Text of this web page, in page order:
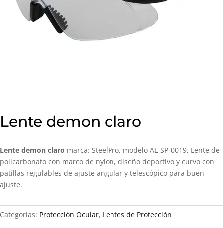
Lente demon claro
Lente demon claro marca: SteelPro, modelo AL-SP-0019, Lente de
policarbonato con marco de nylon, diseño deportivo y curvo con
patillas regulables de ajuste angular y telescópico para buen
ajuste.
Categorías: Protección Ocular, Lentes de Protección